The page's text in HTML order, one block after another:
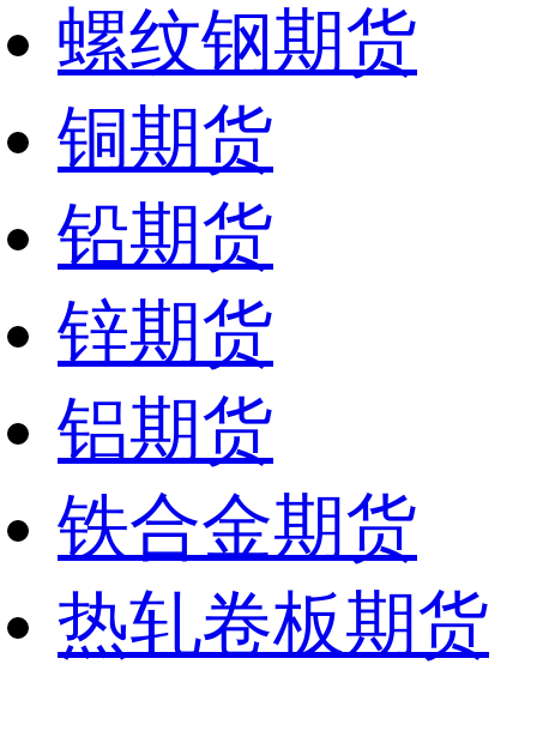
螺纹钢期货
铜期货
铅期货
锌期货
铝期货
铁合金期货
热轧卷板期货